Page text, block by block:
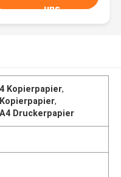
uns
Kopierpapier,
,
Druckerpapier